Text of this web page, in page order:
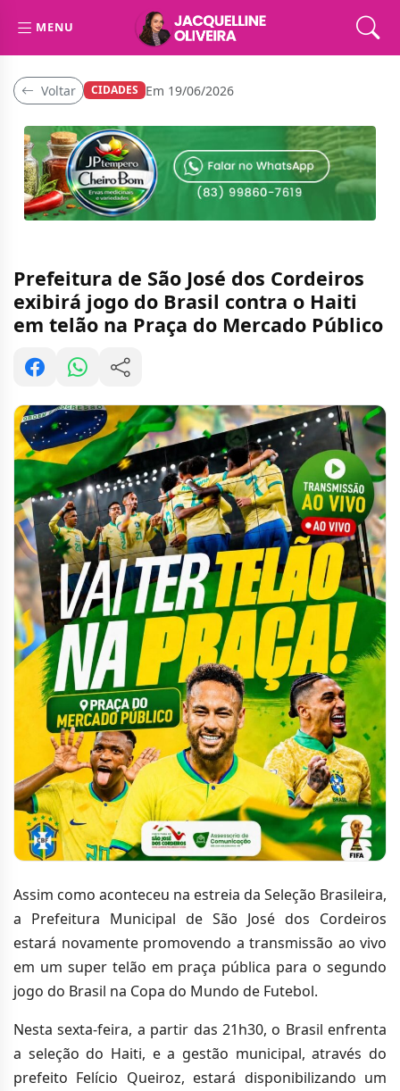
MENU
Voltar CIDADES Em 19/06/2026
Prefeitura de São José dos Cordeiros
exibirá jogo do Brasil contra o Haiti
em telão na Praça do Mercado Público
Assim como aconteceu na estreia da Seleção Brasileira,
a Prefeitura Municipal de São José dos Cordeiros
estará novamente promovendo a transmissão ao vivo
em um super telão em praça pública para o segundo
jogo do Brasil na Copa do Mundo de Futebol.
Nesta sexta-feira, a partir das 21h30, o Brasil enfrenta
a seleção do Haiti, e a gestão municipal, através do
prefeito Felício Queiroz, estará disponibilizando um